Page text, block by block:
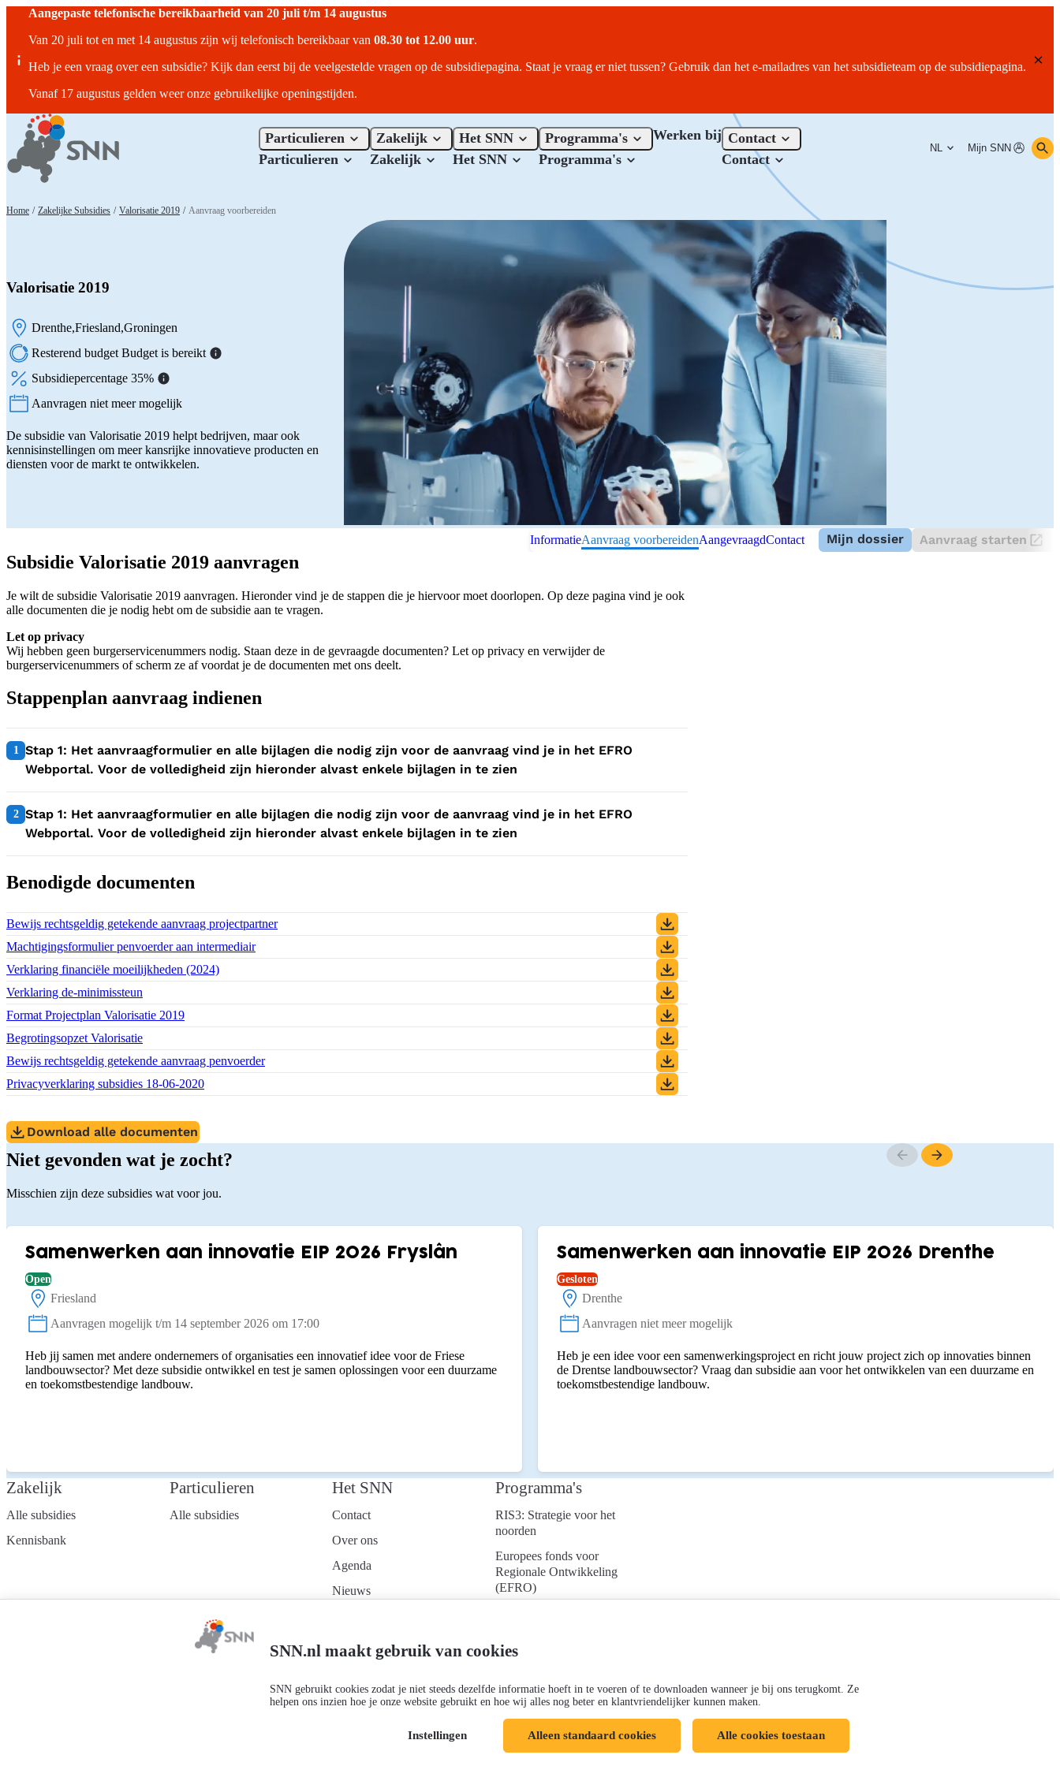
SNN.nl maakt gebruik van cookies
SNN gebruikt cookies zodat je niet steeds dezelfde informatie hoeft in te voeren of te downloaden wanneer je bij ons terugkomt. Ze
helpen ons inzien hoe je onze website gebruikt en hoe wij alles nog beter en klantvriendelijker kunnen maken.
Instellingen Alleen standaard cookies Alle cookies toestaan
Aangepaste telefonische bereikbaarheid van 20 juli t/m 14 augustus
Van 20 juli tot en met 14 augustus zijn wij telefonisch bereikbaar van 08.30 tot 12.00 uur.
Heb je een vraag over een subsidie? Kijk dan eerst bij de veelgestelde vragen op de subsidiepagina. Staat je vraag er niet tussen? Gebruik dan het e-mailadres van het subsidieteam op de subsidiepagina.
Vanaf 17 augustus gelden weer onze gebruikelijke openingstijden.
Particulieren
Particulieren
Zakelijk
Zakelijk
Het SNN
Het SNN
Programma's
Programma's
Werken bij Contact
Contact
NL Mijn SNN
Home / Zakelijke Subsidies / Valorisatie 2019 / Aanvraag voorbereiden
Valorisatie 2019
Locatie:
Drenthe Friesland Groningen
Resterend budget Budget is bereikt
Subsidiepercentage 35%
Status:
Aanvragen niet meer mogelijk
De subsidie van Valorisatie 2019 helpt bedrijven, maar ook
kennisinstellingen om meer kansrijke innovatieve producten en
diensten voor de markt te ontwikkelen.
InformatieAanvraag voorbereidenAangevraagdContact Mijn dossier Aanvraag starten
Subsidie Valorisatie 2019 aanvragen
Je wilt de subsidie Valorisatie 2019 aanvragen. Hieronder vind je de stappen die je hiervoor moet doorlopen. Op deze pagina vind je ook
alle documenten die je nodig hebt om de subsidie aan te vragen.
Let op privacy
Wij hebben geen burgerservicenummers nodig. Staan deze in de gevraagde documenten? Let op privacy en verwijder de
burgerservicenummers of scherm ze af voordat je de documenten met ons deelt.
Stappenplan aanvraag indienen
1 1:
Stap 1: Het aanvraagformulier en alle bijlagen die nodig zijn voor de aanvraag vind je in het EFRO
Webportal. Voor de volledigheid zijn hieronder alvast enkele bijlagen in te zien
2 2:
Stap 1: Het aanvraagformulier en alle bijlagen die nodig zijn voor de aanvraag vind je in het EFRO
Webportal. Voor de volledigheid zijn hieronder alvast enkele bijlagen in te zien
Benodigde documenten
Download bestand:
Bewijs rechtsgeldig getekende aanvraag projectpartner(DOCX)
Download bestand:
Machtigingsformulier penvoerder aan intermediair(PDF)
Download bestand:
Verklaring financiële moeilijkheden (2024)
Download bestand:
Verklaring de-minimissteun
Download bestand:
Format Projectplan Valorisatie 2019
Download bestand:
Begrotingsopzet Valorisatie
Download bestand:
Bewijs rechtsgeldig getekende aanvraag penvoerder(DOCX)
Download bestand:
Privacyverklaring subsidies 18-06-2020
Download alle documenten
Niet gevonden wat je zocht?
Misschien zijn deze subsidies wat voor jou.
Samenwerken aan innovatie EIP 2026 Fryslân
Open
Locatie:
Friesland
Status:
Aanvragen mogelijk t/m 14 september 2026 om 17:00
Heb jij samen met andere ondernemers of organisaties een innovatief idee voor de Friese
landbouwsector? Met deze subsidie ontwikkel en test je samen oplossingen voor een duurzame
en toekomstbestendige landbouw.
Samenwerken aan innovatie EIP 2026 Drenthe
Gesloten
Locatie:
Drenthe
Status:
Aanvragen niet meer mogelijk
Heb je een idee voor een samenwerkingsproject en richt jouw project zich op innovaties binnen
de Drentse landbouwsector? Vraag dan subsidie aan voor het ontwikkelen van een duurzame en
toekomstbestendige landbouw.
Zakelijk
Alle subsidies
Kennisbank
Particulieren
Alle subsidies
Het SNN
Contact
Over ons
Agenda
Nieuws
nieuwsbrief
Programma's
RIS3: Strategie voor het
noorden
Europees fonds voor
Regionale Ontwikkeling
(EFRO)
Gemeenschappelijk
Volg ons op: